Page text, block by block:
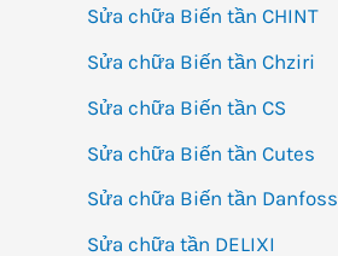
Sửa chữa Biến tần CHINT
Sửa chữa Biến tần Chziri
Sửa chữa Biến tần CS
Sửa chữa Biến tần Cutes
Sửa chữa Biến tần Danfoss
Sửa chữa tần DELIXI